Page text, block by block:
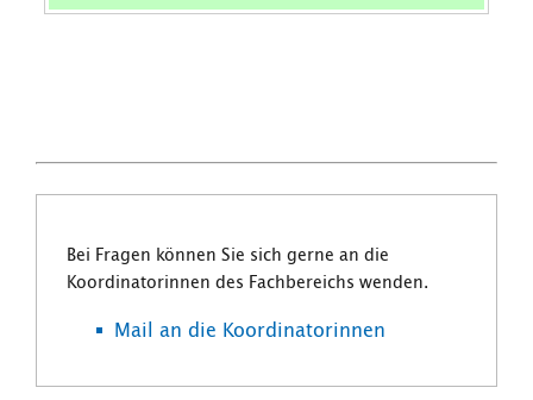
Bei Fragen können Sie sich gerne an die
Koordinatorinnen des Fachbereichs wenden.
Mail an die Koordinatorinnen